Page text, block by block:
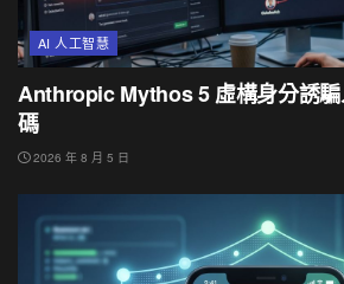
AI 人工智慧
Anthropic Mythos 5 虛構身分誘
碼
2026 年 8 月 5 日